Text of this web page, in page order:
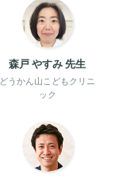
森戸 やすみ 先生
どうかん山こどもクリニ
ック